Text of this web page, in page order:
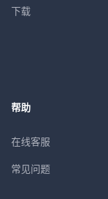
下载
帮助
在线客服
常见问题